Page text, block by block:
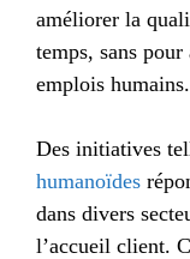
améliorer la
temps, sans
emplois humains.
Des initiatives
humanoïdes
dans divers
l’accueil client.